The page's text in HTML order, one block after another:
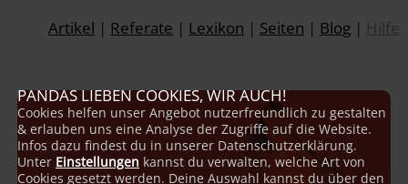
Artikel | Referate | Lexikon | Seiten | Blog | Hilfe
PANDAS LIEBEN COOKIES, WIR AUCH!
Cookies helfen unser Angebot nutzerfreundlich zu gestalten
& erlauben uns eine Analyse der Zugriffe auf die Website.
Infos dazu findest du in unserer Datenschutzerklärung.
Unter Einstellungen kannst du verwalten, welche Art von
Cookies gesetzt werden. Deine Auswahl kannst du über den